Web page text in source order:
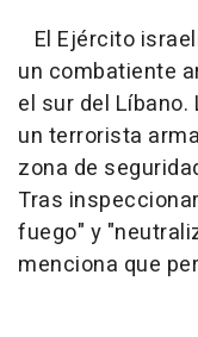
El Ejército
un combatiente
el sur del
un terrorista
zona de
Tras
fuego" y
menciona que